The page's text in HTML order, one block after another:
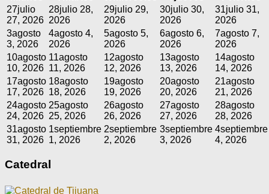
27julio
27, 2026
28julio 28,
2026
29julio 29,
2026
30julio 30,
2026
31julio 31,
2026
3agosto
3, 2026
4agosto 4,
2026
5agosto 5,
2026
6agosto 6,
2026
7agosto 7,
2026
10agosto
10, 2026
11agosto
11, 2026
12agosto
12, 2026
13agosto
13, 2026
14agosto
14, 2026
17agosto
17, 2026
18agosto
18, 2026
19agosto
19, 2026
20agosto
20, 2026
21agosto
21, 2026
24agosto
24, 2026
25agosto
25, 2026
26agosto
26, 2026
27agosto
27, 2026
28agosto
28, 2026
31agosto
31, 2026
1septiembre
1, 2026
2septiembre
2, 2026
3septiembre
3, 2026
4septiembre
4, 2026
Catedral